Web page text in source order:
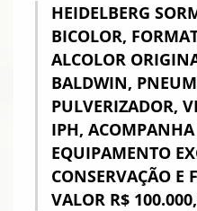
HEIDELBERG
BICOLOR,
ALCOLOR
BALDWIN,
PULVERIZADOR,
IPH,
EQUIPAMENTO
CONSERVAÇÃO
VALOR R$